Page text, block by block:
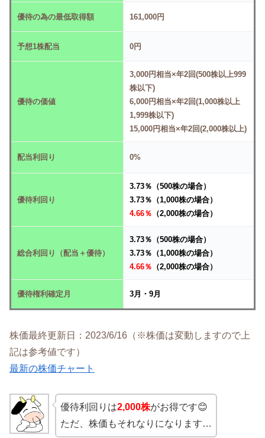
優待の為の最低取得額 161,000円
予想1株配当 0円
優待の価値
3,000円相当×年2回(500株以上999
株以下)
6,000円相当×年2回(1,000株以上
1,999株以下)
15,000円相当×年2回(2,000株以上)
配当利回り 0%
優待利回り
3.73％（500株の場合）
3.73％（1,000株の場合）
4.66％ （2,000株の場合）
総合利回り（配当＋優待）
3.73％（500株の場合）
3.73％（1,000株の場合）
4.66％ （2,000株の場合）
優待権利確定月 3月・9月
株価最終更新日：2023/6/16（※株価は変動しますので上
記は参考値です）
最新の株価チャート
優待利回りは2,000株がお得です😊
ただ、株価もそれなりになります…